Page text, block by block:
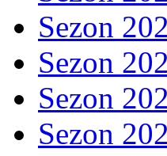
Sezon
Sezon
Sezon
Sezon